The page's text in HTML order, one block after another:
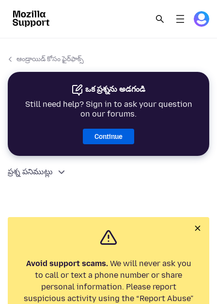
ఆండ్రాయిడ్ కోసం ఫైర్‌ఫాక్స్
ఒక ప్రశ్నను అడగండి
Still need help? Sign in to ask your question
on our forums.
Continue
ప్రశ్న పనిముట్లు
Avoid support scams.We will never ask you
to call or text a phone number or share
personal information. Please report
suspicious activity using the “Report Abuse”